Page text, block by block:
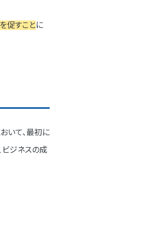
促すことに
いて、最初に
ビジネスの成